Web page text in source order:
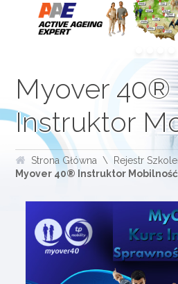
Myover 40®
Instruktor
Strona Główna
Rejestr
Myover 40® Instruktor Mobilność